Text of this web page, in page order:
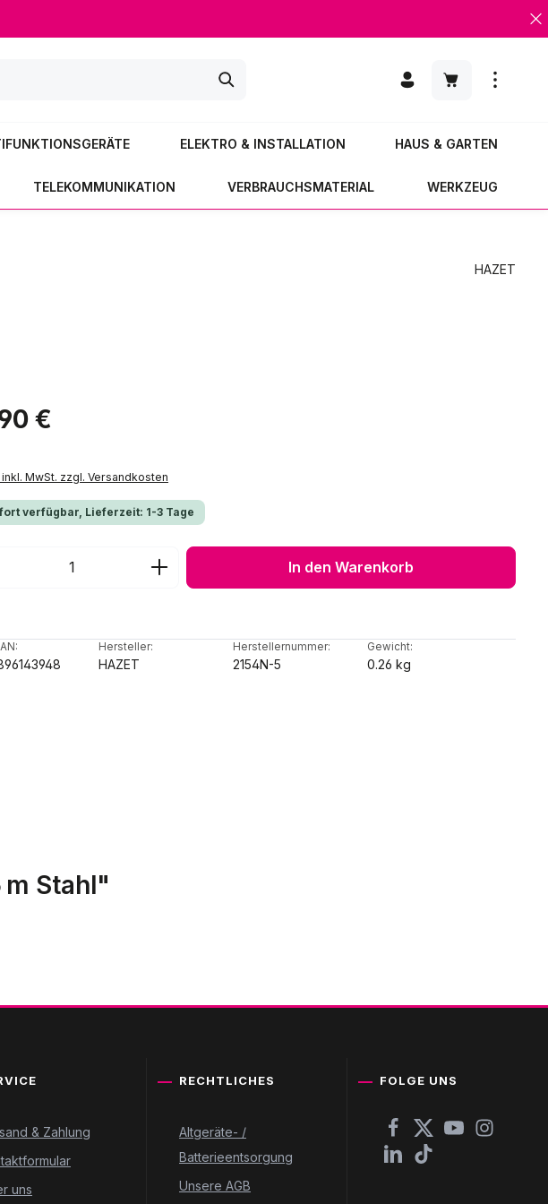
Warenkorb
ELEKTRO & INSTALLATION HAUS & GARTEN
TELEKOMMUNIKATION VERBRAUCHSMATERIAL WERKZEUG
HAZET
Preis:
€
MwSt. zzgl. Versandkosten
verfügbar, Lieferzeit: 1-3 Tage
Anzahl: Gib den gewünschten Wert ein oder
In den Warenkorb
Hersteller:
HAZET
Herstellernummer:
2154N-5
Gewicht:
0.26 kg
Stahl"
& Zahlung
uns
RECHTLICHES
Altgeräte- /
Batterieentsorgung
Unsere AGB
FOLGE UNS